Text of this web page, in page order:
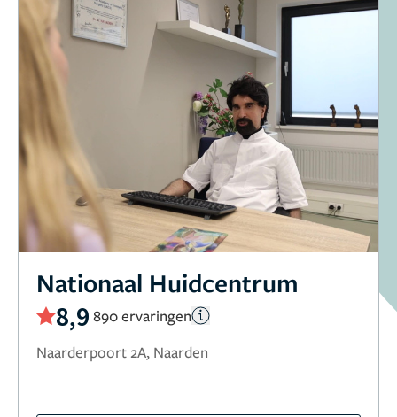
Nationaal Huidcentrum
8,9 890 ervaringen
Naarderpoort 2A, Naarden